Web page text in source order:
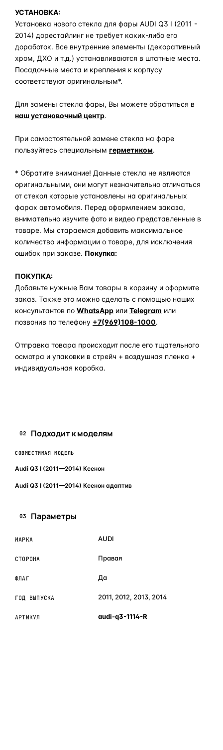
УСТАНОВКА:
Установка нового стекла для фары AUDI Q3 I (2011 -
2014) дорестайлинг не требует каких-либо его
доработок. Все внутренние элементы (декоративный
хром, ДХО и т.д.) устанавливаются в штатные места.
Посадочные места и крепления к корпусу
соответствуют оригинальным*.
Для замены стекла фары, Вы можете обратиться в
наш установочный центр.
При самостоятельной замене стекла на фаре
пользуйтесь специальным герметиком.
* Обратите внимание! Данные стекла не являются
оригинальными, они могут незначительно отличаться
от стекол которые установлены на оригинальных
фарах автомобиля. Перед оформлением заказа,
внимательно изучите фото и видео представленные в
товаре. Мы стараемся добавить максимальное
количество информации о товаре, для исключения
ошибок при заказе. Покупка:
ПОКУПКА:
Добавьте нужные Вам товары в корзину и оформите
заказ. Также это можно сделать с помощью наших
консультантов по WhatsApp или Telegram или
позвонив по телефону +7(969)108-1000.
Отправка товара происходит после его тщательного
осмотра и упаковки в стрейч + воздушная пленка +
индивидуальная коробка.
02 Подходит к моделям
СОВМЕСТИМАЯ МОДЕЛЬ
Audi Q3 I (2011—2014) Ксенон
Audi Q3 I (2011—2014) Ксенон адаптив
03 Параметры
МАРКА AUDI
СТОРОНА Правая
ФЛАГ Да
ГОД ВЫПУСКА 2011, 2012, 2013, 2014
АРТИКУЛ audi-q3-1114-R